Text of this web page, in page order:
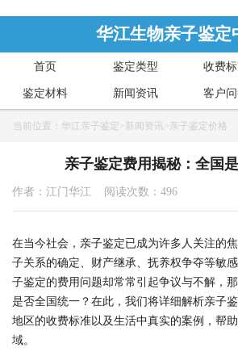
华江生物亲子鉴定
首页 鉴定类型 收费
鉴定材料 新闻资讯 客户
当前位置： 华江亲子鉴定 >新闻资讯 >亲子鉴定价格
亲子鉴定费用揭秘：全国
作者：江门华江 阅读次数：496
在当今社会，亲子鉴定已成为许多人关注的
子关系的确定、财产继承、抚养权争夺等敏
子鉴定的费用问题却常常引起争议与不解，
是否全国统一？在此，我们将详细解析亲子
地区的收费标准以及生活中真实的案例，帮
域。